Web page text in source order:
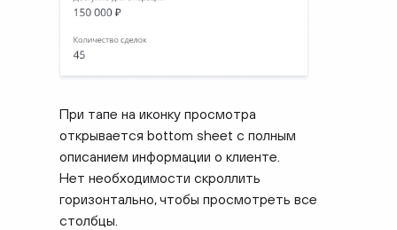
При тапе на иконку просмотра
открывается bottom sheet с полным
описанием информации о клиенте.
Нет необходимости скроллить
горизонтально, чтобы просмотреть все
столбцы.